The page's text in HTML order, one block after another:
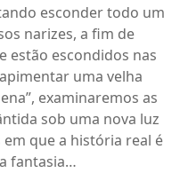
esconder todo um
narizes, a fim de
estão escondidos nas
uma velha
examinaremos as
sob uma nova luz
que a história real é
fantasia…